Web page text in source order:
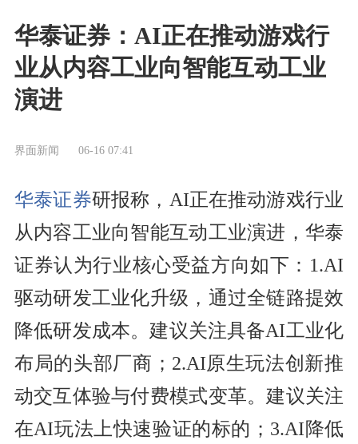
华泰证券：AI正在推动游戏行
业从内容工业向智能互动工业
演进
界面新闻 06-16 07:41
华泰证券研报称，AI正在推动游戏行业
从内容工业向智能互动工业演进，华泰
证券认为行业核心受益方向如下：1.AI
驱动研发工业化升级，通过全链路提效
降低研发成本。建议关注具备AI工业化
布局的头部厂商；2.AI原生玩法创新推
动交互体验与付费模式变革。建议关注
在AI玩法上快速验证的标的；3.AI降低